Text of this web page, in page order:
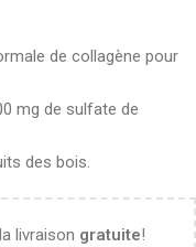
de collagène pour
mg de sulfate de
des bois.
livraison gratuite!